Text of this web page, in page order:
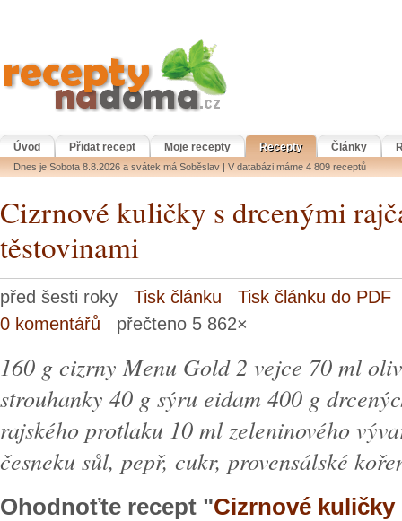
Úvod Přidat recept Moje recepty Recepty Články
Dnes je Sobota 8.8.2026 a svátek má Soběslav | V databázi máme 4 809 receptů
Cizrnové kuličky s drcenými
těstovinami
před šesti roky Tisk článku
Tisk článku do PDF
0 komentářů přečteno 5 862×
160 g cizrny Menu Gold 2 vejce 70 ml
strouhanky 40 g sýru eidam 400 g
rajského protlaku 10 ml zeleninového
česneku sůl, pepř, cukr, provensálské
Ohodnoťte recept "Cizrnové